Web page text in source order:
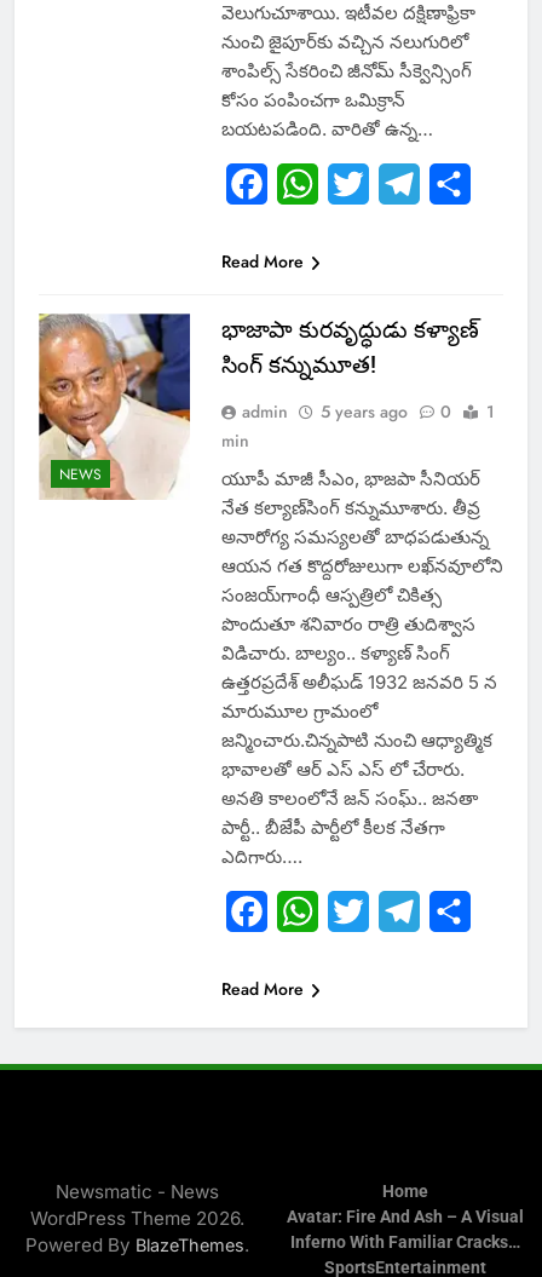
వెలుగుచూశాయి. ఇటీవల దక్షిణాఫ్రికా
నుంచి జైపూర్‌కు వచ్చిన నలుగురిలో
శాంపిల్స్ సేకరించి జీనోమ్ సీక్వెన్సింగ్
కోసం పంపించగా ఒమిక్రాన్
బయటపడింది. వారితో ఉన్న…
FacebookWhatsApp
Twitter Telegram
Read More
NEWS
భాజాపా కురవృద్ధుడు కళ్యాణ్
సింగ్ కన్నుమూత!
admin 5 years ago 0
1
min
యూపీ​ మాజీ సీఎం, భాజపా సీనియర్​
నేత కల్యాణ్‌సింగ్‌ కన్నుమూశారు. తీవ్ర
అనారోగ్య సమస్యలతో బాధపడుతున్న
ఆయన గత కొద్దరోజులుగా లఖ్‌నవూలోని
సంజయ్‌గాంధీ ఆస్పత్రిలో చికిత్స
పొందుతూ శనివారం రాత్రి తుదిశ్వాస
విడిచారు. బాల్యం.. కళ్యాణ్ సింగ్
ఉత్తరప్రదేశ్ అలీఘడ్ 1932 జనవరి 5 న
మారుమూల గ్రామంలో
జన్మించారు.చిన్నపాటి నుంచి ఆధ్యాత్మిక
భావాలతో ఆర్ ఎస్ ఎస్ లో చేరారు.
అనతి కాలంలోనే జన్ సంఘ్.. జనతా
పార్టీ.. బీజేపీ పార్టీలో కీలక నేతగా
ఎదిగారు….
FacebookWhatsApp
Twitter Telegram
Read More
Newsmatic - News
WordPress Theme 2026.
Powered By BlazeThemes.
Home
Avatar: Fire And Ash – A Visual
Inferno With Familiar Cracks…
SportsEntertainment